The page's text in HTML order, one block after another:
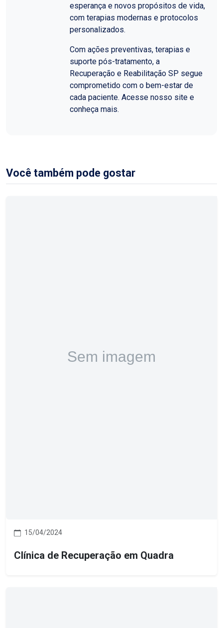
esperança e novos propósitos de vida,
com terapias modernas e protocolos
personalizados.
Com ações preventivas, terapias e
suporte pós-tratamento, a
Recuperação e Reabilitação SP segue
comprometido com o bem-estar de
cada paciente. Acesse nosso site e
conheça mais.
Você também pode gostar
15/04/2024
Clínica de Recuperação em Quadra